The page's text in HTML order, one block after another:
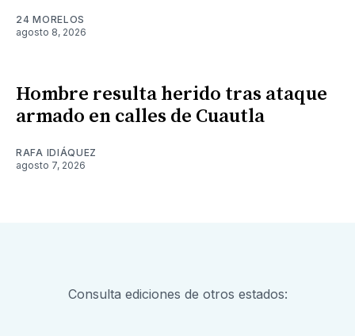
24 MORELOS
agosto 8, 2026
Hombre resulta herido tras ataque
armado en calles de Cuautla
RAFA IDIÁQUEZ
agosto 7, 2026
Consulta ediciones de otros estados: